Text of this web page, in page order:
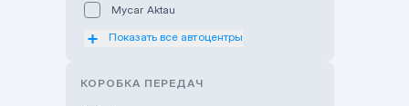
Mycar Aktau
Mycar Uralsk
Показать все автоцентры
КОРОБКА ПЕРЕДАЧ